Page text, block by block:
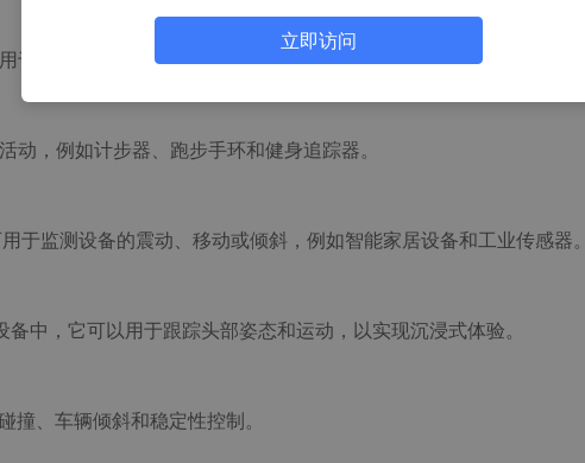
于计步、姿态跟踪和睡眠监测等功能。
，例如计步器、跑步手环和健身追踪器。
于监测设备的震动、移动或倾斜，例如智能家居设备和工业传感器
中，它可以用于跟踪头部姿态和运动，以实现沉浸式体验。
、车辆倾斜和稳定性控制。
立即访问